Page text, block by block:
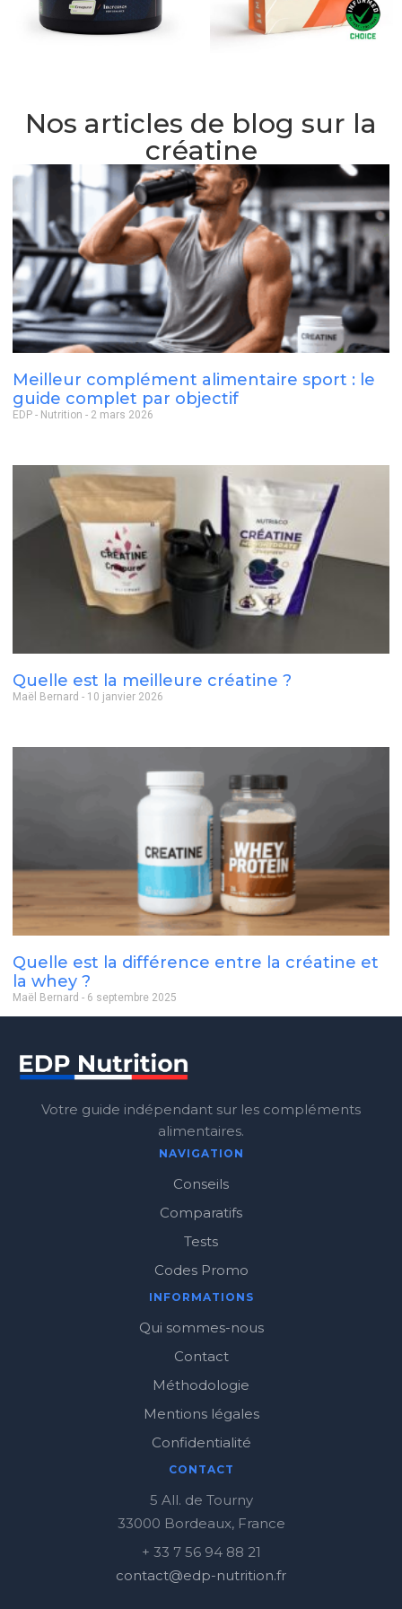
Nos articles de blog sur la
créatine
Meilleur complément alimentaire sport : le
guide complet par objectif
EDP - Nutrition 2 mars 2026
Quelle est la meilleure créatine ?
Maël Bernard 10 janvier 2026
Quelle est la différence entre la créatine et
la whey ?
Maël Bernard 6 septembre 2025
Votre guide indépendant sur les compléments
alimentaires.
NAVIGATION
Conseils
Comparatifs
Tests
Codes Promo
INFORMATIONS
Qui sommes-nous
Contact
Méthodologie
Mentions légales
Confidentialité
CONTACT
5 All. de Tourny
33000 Bordeaux, France
+ 33 7 56 94 88 21
contact@edp-nutrition.fr